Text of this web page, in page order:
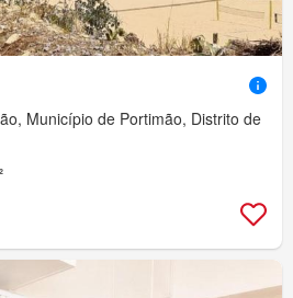
Município de Portimão, Distrito de